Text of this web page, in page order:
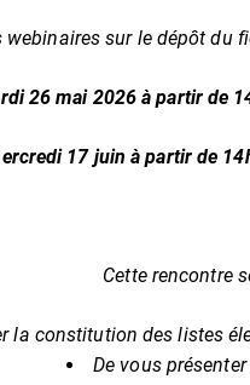
webinaires sur le dépôt du
26 mai 2026 à partir de
17 juin à partir de
Cette rencontre
la constitution des listes
De vous